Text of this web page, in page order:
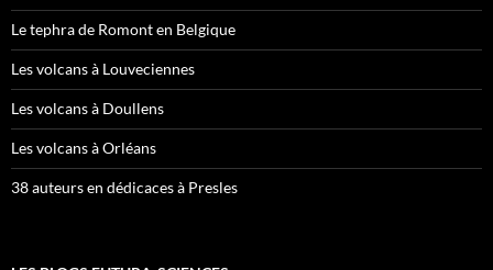
Le tephra de Romont en Belgique
Les volcans à Louveciennes
Les volcans à Doullens
Les volcans à Orléans
38 auteurs en dédicaces à Presles